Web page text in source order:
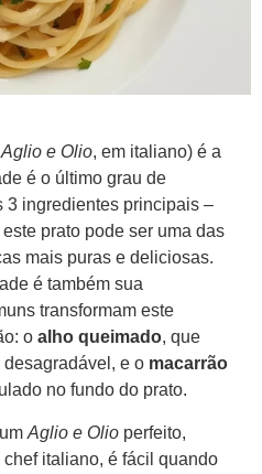
Aglio e Olio, em italiano) é a
é o último grau de
3 ingredientes principais –
prato pode ser uma das
mais puras e deliciosas.
é também sua
transformam este
o alho queimado, que
e o macarrão
no fundo do prato.
Aglio e Olio perfeito,
italiano, é fácil quando